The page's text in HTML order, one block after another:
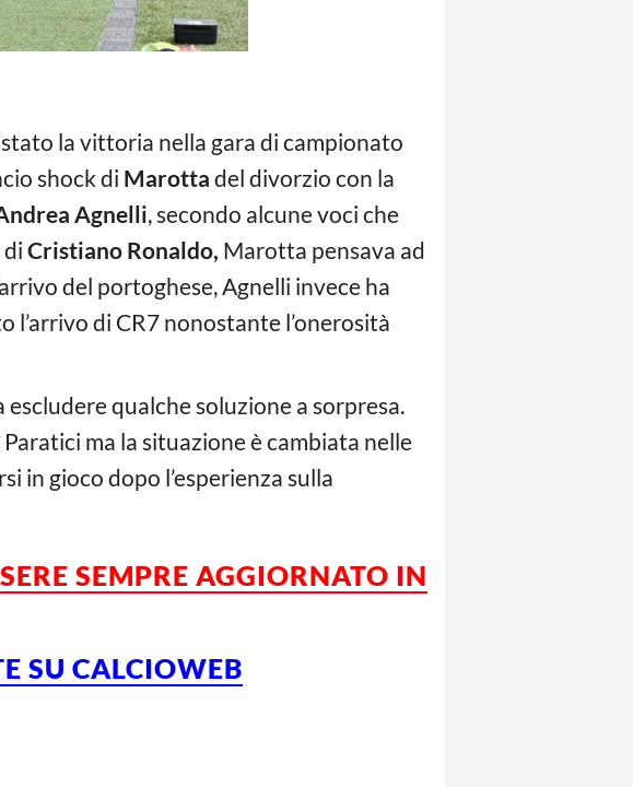
la vittoria nella gara di campionato
shock di Marotta del divorzio con la
Agnelli, secondo alcune voci che
Cristiano Ronaldo, Marotta pensava ad
del portoghese, Agnelli invece ha
di CR7 nonostante l’onerosità
qualche soluzione a sorpresa.
ma la situazione è cambiata nelle
in gioco dopo l’esperienza sulla
SEMPRE AGGIORNATO IN
SU CALCIOWEB